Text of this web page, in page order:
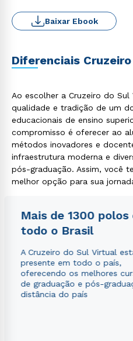
Baixar Ebook
Diferenciais
Ao escolher a Cruzeiro do
qualidade e tradição de um
educacionais de ensino
compromisso é oferecer ao
métodos inovadores e
infraestrutura moderna e
pós-graduação. Assim, você
melhor opção para sua
Mais de 1300 polos
todo o Brasil
A Cruzeiro do Sul Virtual
presente em todo o país,
oferecendo os melhores
de graduação e pós-
distância do país
Estou de acordo com a